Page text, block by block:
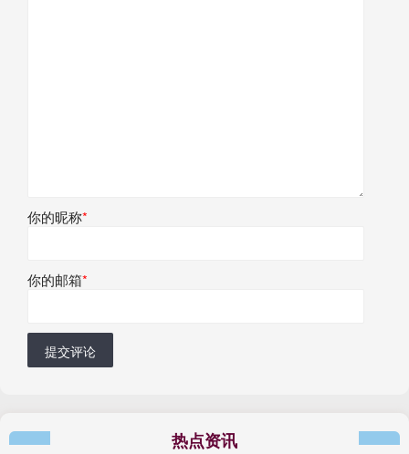
你的昵称*
你的邮箱*
提交评论
热点资讯